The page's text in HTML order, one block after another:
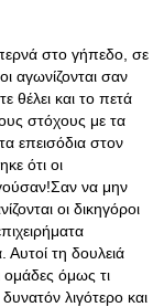
στο γήπεδο, σε
αγωνίζονται σαν
θέλει και το πετά
στόχους με τα
επεισόδια στον
ότι οι
να μην
οι δικηγόροι
. Αυτοί τη δουλειά
ομάδες όμως τι
λιγότερο και